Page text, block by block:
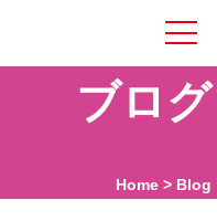
ブログ
Home Blog